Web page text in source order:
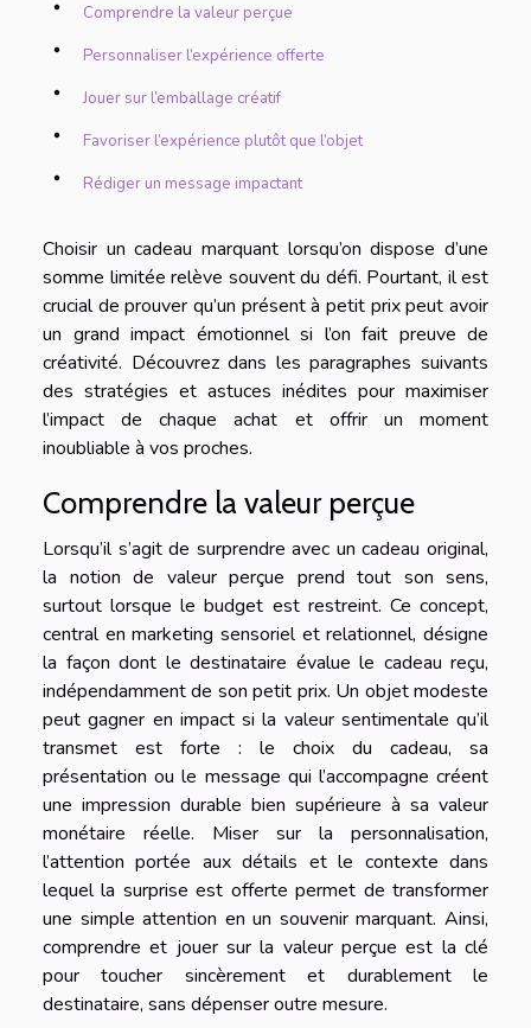
Comprendre la valeur perçue
Personnaliser l’expérience offerte
Jouer sur l’emballage créatif
Favoriser l’expérience plutôt que l’objet
Rédiger un message impactant
Choisir un cadeau marquant lorsqu’on dispose d’une
somme limitée relève souvent du défi. Pourtant, il est
crucial de prouver qu’un présent à petit prix peut avoir
un grand impact émotionnel si l’on fait preuve de
créativité. Découvrez dans les paragraphes suivants
des stratégies et astuces inédites pour maximiser
l’impact de chaque achat et offrir un moment
inoubliable à vos proches.
Comprendre la valeur perçue
Lorsqu’il s’agit de surprendre avec un cadeau original,
la notion de valeur perçue prend tout son sens,
surtout lorsque le budget est restreint. Ce concept,
central en marketing sensoriel et relationnel, désigne
la façon dont le destinataire évalue le cadeau reçu,
indépendamment de son petit prix. Un objet modeste
peut gagner en impact si la valeur sentimentale qu’il
transmet est forte : le choix du cadeau, sa
présentation ou le message qui l’accompagne créent
une impression durable bien supérieure à sa valeur
monétaire réelle. Miser sur la personnalisation,
l’attention portée aux détails et le contexte dans
lequel la surprise est offerte permet de transformer
une simple attention en un souvenir marquant. Ainsi,
comprendre et jouer sur la valeur perçue est la clé
pour toucher sincèrement et durablement le
destinataire, sans dépenser outre mesure.